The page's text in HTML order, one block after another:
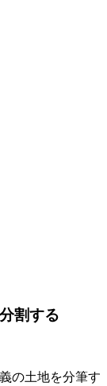
割する
の土地を分筆す